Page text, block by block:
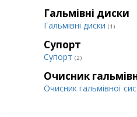
Гальмівні диски
Гальмівні диски (1)
Супорт
Супорт (2)
Очисник
Очисник гальмівної